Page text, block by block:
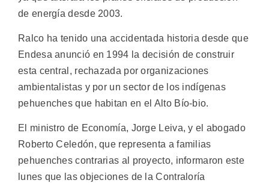
de energía desde 2003.
Ralco ha tenido una accidentada historia desde que
Endesa anunció en 1994 la decisión de construir
esta central, rechazada por organizaciones
ambientalistas y por un sector de los indígenas
pehuenches que habitan en el Alto Bío-bio.
El ministro de Economía, Jorge Leiva, y el abogado
Roberto Celedón, que representa a familias
pehuenches contrarias al proyecto, informaron este
lunes que las objeciones de la Contraloría